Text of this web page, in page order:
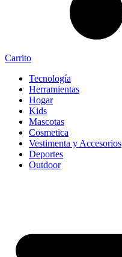
Carrito
Tecnología
Herramientas
Hogar
Kids
Mascotas
Cosmetica
Vestimenta y Accesorios
Deportes
Outdoor